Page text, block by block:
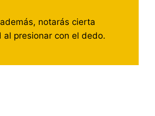
notarás cierta
al presionar con el dedo.